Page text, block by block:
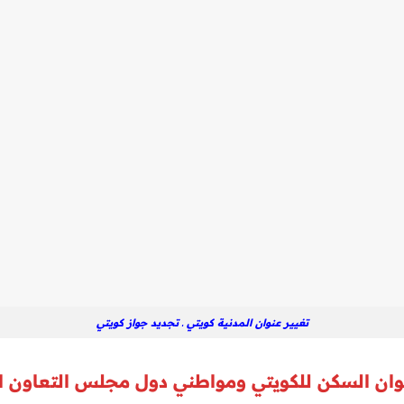
تغيير عنوان المدنية كويتي ـ تجديد جواز كويتي
السكن للكويتي ومواطني دول مجلس التعاون